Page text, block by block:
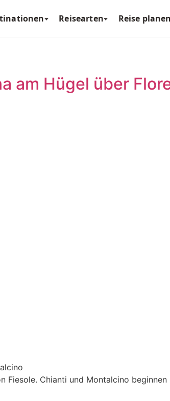
Reisearten Reise planen
am Hügel über
Fiesole. Chianti und Montalcino beginnen